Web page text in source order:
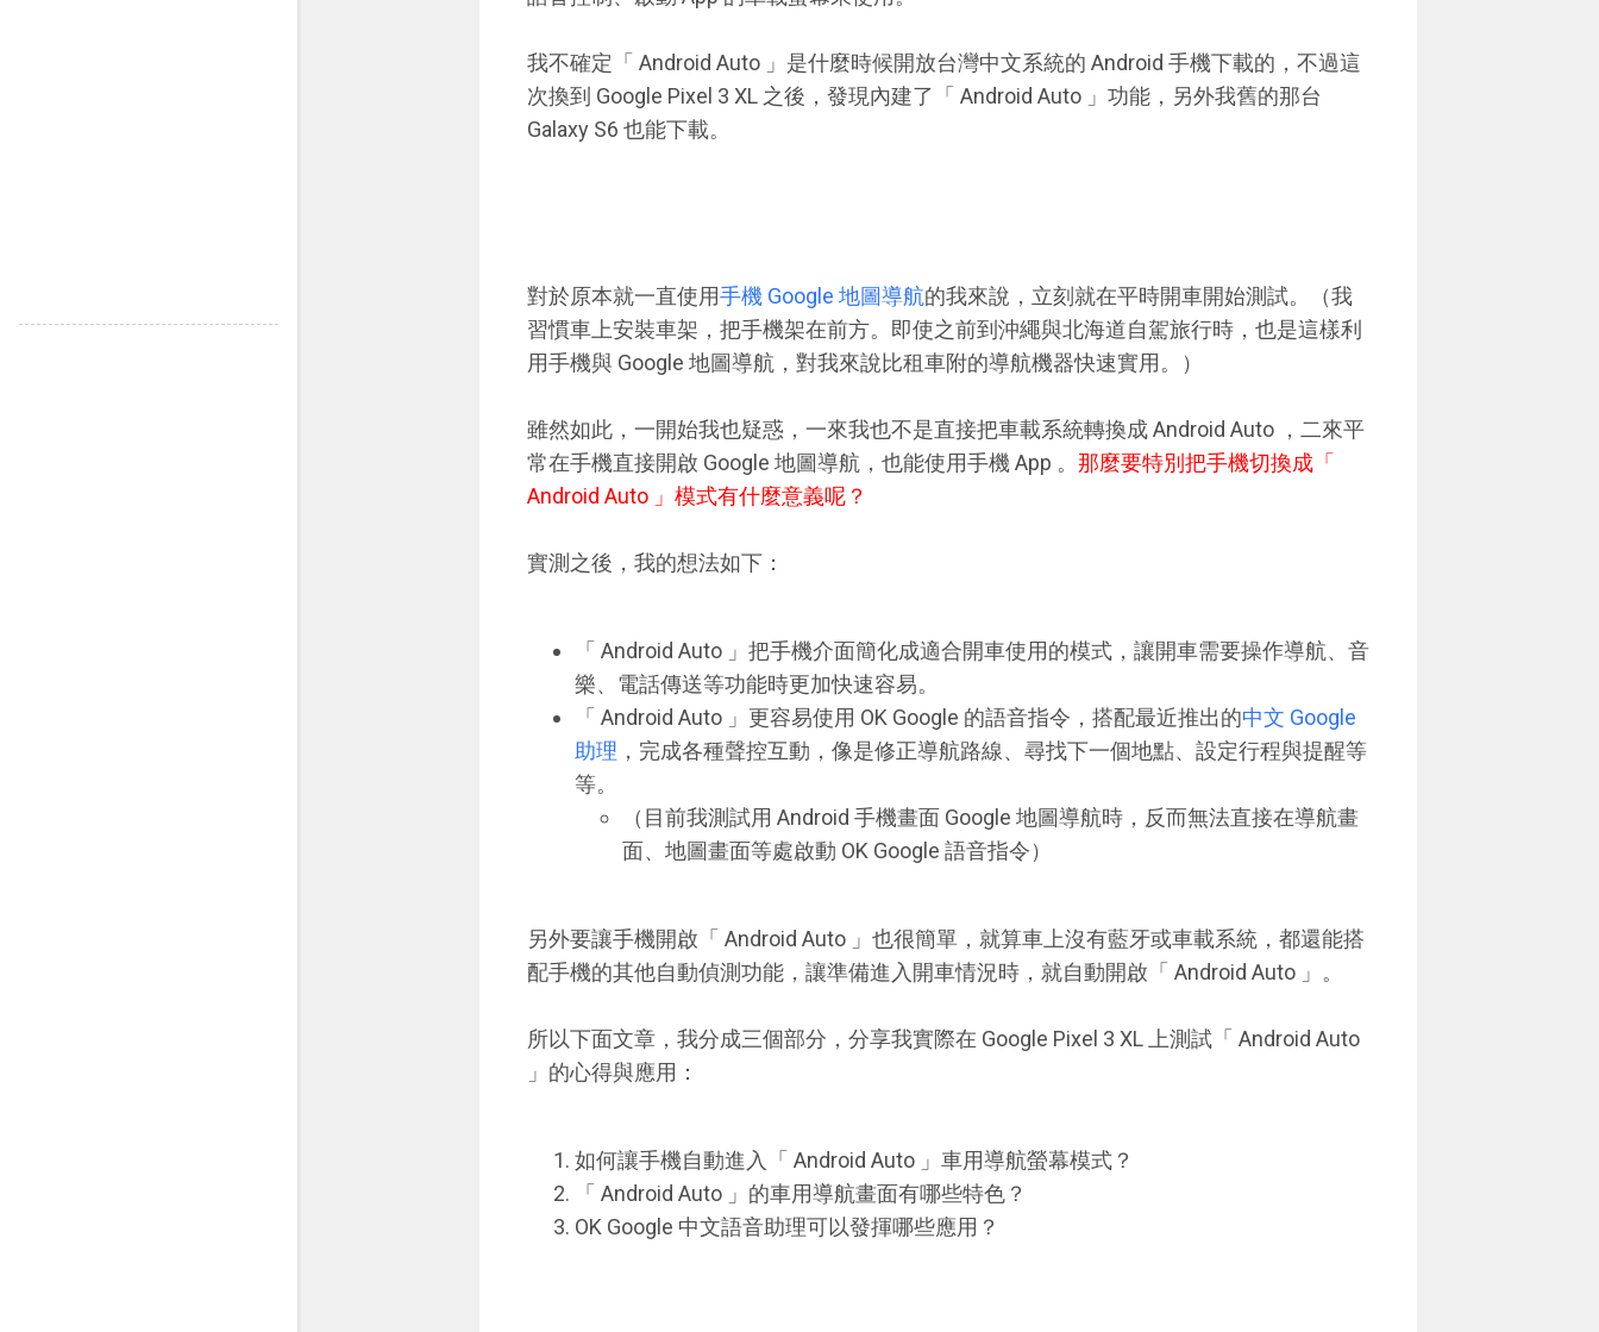
我不確定「 Android Auto 」是什麼時候開放台灣中文系統的 Android 手機下載的，不過這
次換到 Google Pixel 3 XL 之後，發現內建了「 Android Auto 」功能，另外我舊的那台
Galaxy S6 也能下載。
對於原本就一直使用手機 Google 地圖導航的我來說，立刻就在平時開車開始測試。（我
習慣車上安裝車架，把手機架在前方。即使之前到沖繩與北海道自駕旅行時，也是這樣利
用手機與 Google 地圖導航，對我來說比租車附的導航機器快速實用。）
雖然如此，一開始我也疑惑，一來我也不是直接把車載系統轉換成 Android Auto ，二來平
常在手機直接開啟 Google 地圖導航，也能使用手機 App 。 那麼要特別把手機切換成「
Android Auto 」模式有什麼意義呢？
實測之後，我的想法如下：
「 Android Auto 」把手機介面簡化成適合開車使用的模式，讓開車需要操作導航、音
樂、電話傳送等功能時更加快速容易。
「 Android Auto 」更容易使用 OK Google 的語音指令，搭配最近推出的中文 Google
助理 ，完成各種聲控互動，像是修正導航路線、尋找下一個地點、設定行程與提醒等
等。
（目前我測試用 Android 手機畫面 Google 地圖導航時，反而無法直接在導航畫
面、地圖畫面等處啟動 OK Google 語音指令）
另外要讓手機開啟「 Android Auto 」也很簡單，就算車上沒有藍牙或車載系統，都還能搭
配手機的其他自動偵測功能，讓準備進入開車情況時，就自動開啟「 Android Auto 」。
所以下面文章，我分成三個部分，分享我實際在 Google Pixel 3 XL 上測試「 Android Auto
」的心得與應用：
如何讓手機自動進入「 Android Auto 」車用導航螢幕模式？
「 Android Auto 」的車用導航畫面有哪些特色？
OK Google 中文語音助理可以發揮哪些應用？